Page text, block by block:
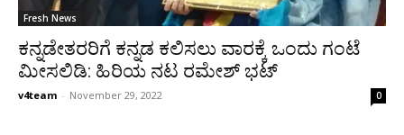
Fresh News
ಕನ್ನಡೇತರರಿಗೆ ಕನ್ನಡ ಕಲಿಸಲು ವಾರಕ್ಕೆ ಒಂದು ಗಂಟೆ
ಮೀಸಲಿಡಿ: ಹಿರಿಯ ನಟ ರಮೇಶ್ ಭಟ್
v4team - November 29, 2022 0